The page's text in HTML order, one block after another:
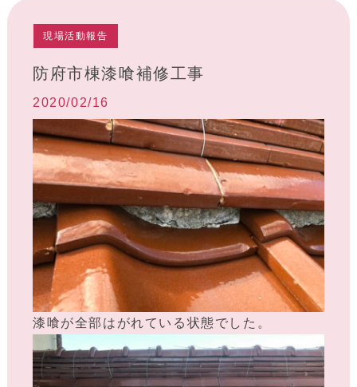
現場活動報告
防府市棟漆喰補修工事
2020/02/16
漆喰が全部はがれている状態でした。